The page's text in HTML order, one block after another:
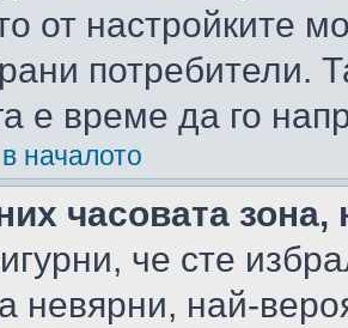
от настройките
потребители.
е време да го
началото
часовата
че сте
невярни, най-